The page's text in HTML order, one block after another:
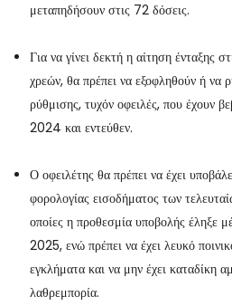
μεταπηδήσουν στις 72 δόσεις.
Για να γίνει δεκτή η αίτηση ένταξης
χρεών, θα πρέπει να εξοφληθούν ή να
ρύθμισης, τυχόν οφειλές, που έχουν
2024 και εντεύθεν.
Ο οφειλέτης θα πρέπει να έχει
φορολογίας εισοδήματος των
οποίες η προθεσμία υποβολής έληξε
2025, ενώ πρέπει να έχει λευκό
εγκλήματα και να μην έχει καταδίκη
λαθρεμπορία.